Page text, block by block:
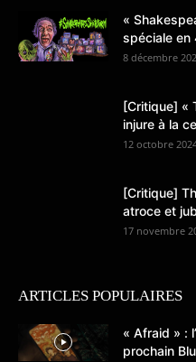
«
spéciale en
8 décembre
[Critique] «
injure à la
12 octobre
[Critique]
atroce et
17 novembre
ARTICLES POPULAIRES
« Afraid » :
prochain